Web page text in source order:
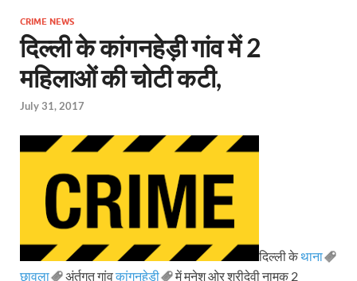
CRIME NEWS
दिल्ली के कांगनहेड़ी गांव में 2
महिलाओं की चोटी कटी,
July 31, 2017
दिल्ली केथाना
छावला
अंर्तगत गांवकांगनहेड़ी
में मुनेश ओर श्रीदेवी नामक 2